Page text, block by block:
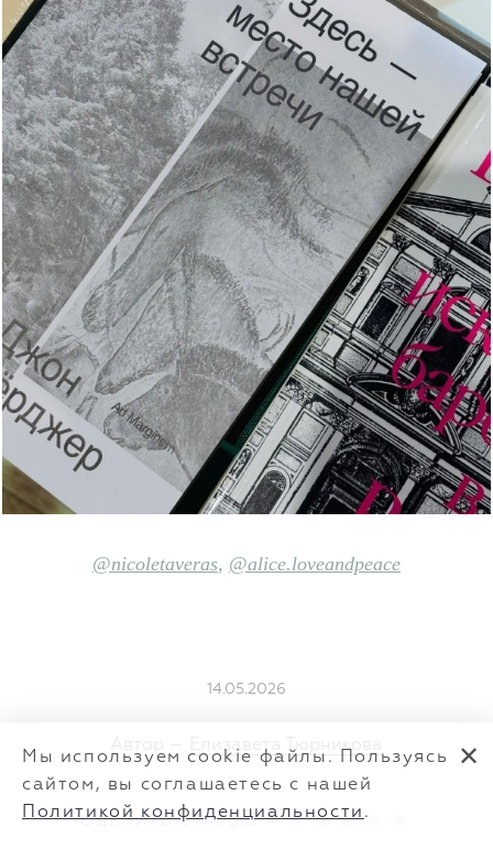
@nicoletaveras, @alice.loveandpeace
14.05.2026
Елизавета Тюрникова
ОЦЕНИТЬ СТАТЬЮ —
Мы используем cookie файлы. Пользуясь
сайтом, вы соглашаетесь с нашей
Политикой конфиденциальности .
✕